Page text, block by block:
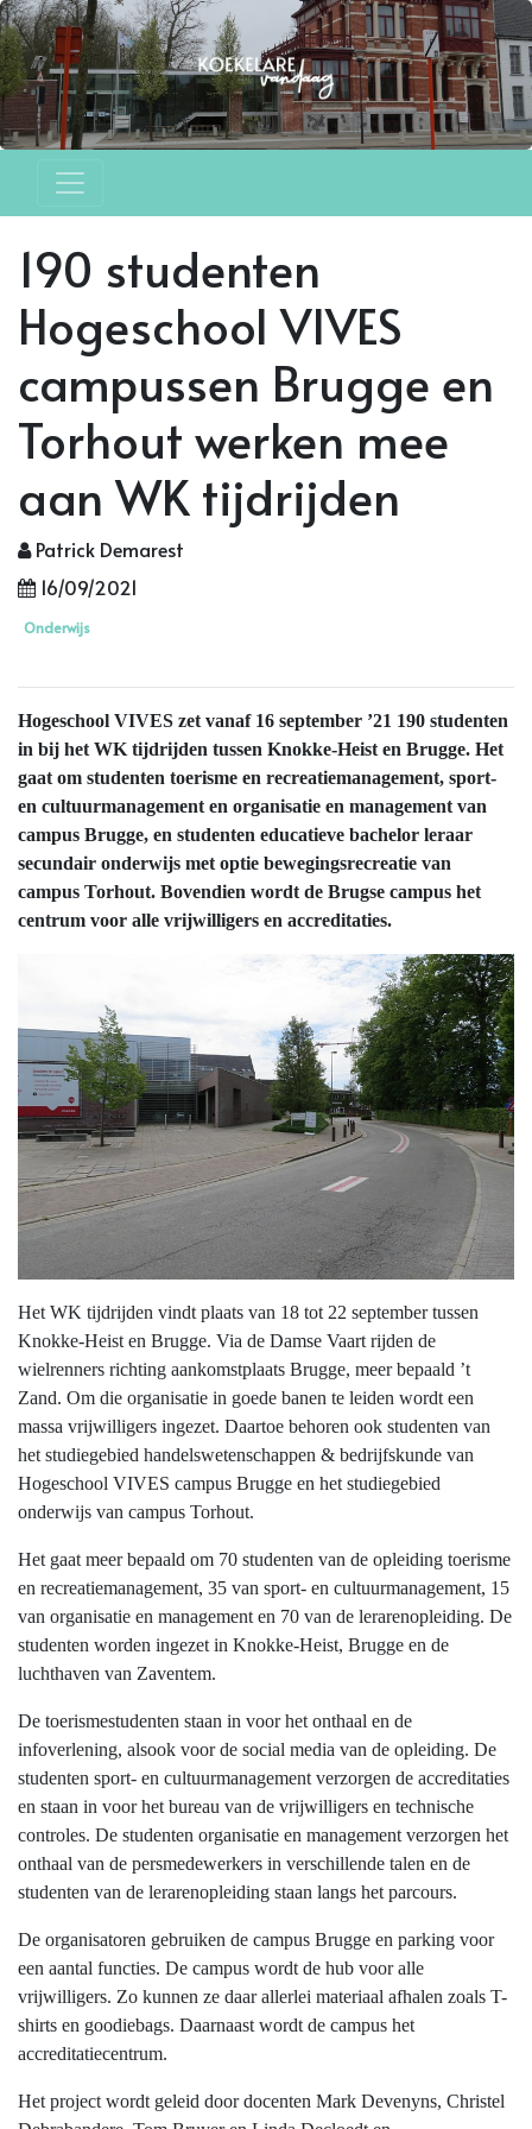
190 studenten
Hogeschool VIVES
campussen Brugge en
Torhout werken mee
aan WK tijdrijden
Patrick Demarest
16/09/2021
Onderwijs
Hogeschool VIVES zet vanaf 16 september ’21 190 studenten
in bij het WK tijdrijden tussen Knokke-Heist en Brugge. Het
gaat om studenten toerisme en recreatiemanagement, sport-
en cultuurmanagement en organisatie en management van
campus Brugge, en studenten educatieve bachelor leraar
secundair onderwijs met optie bewegingsrecreatie van
campus Torhout. Bovendien wordt de Brugse campus het
centrum voor alle vrijwilligers en accreditaties.
Het WK tijdrijden vindt plaats van 18 tot 22 september tussen
Knokke-Heist en Brugge. Via de Damse Vaart rijden de
wielrenners richting aankomstplaats Brugge, meer bepaald ’t
Zand. Om die organisatie in goede banen te leiden wordt een
massa vrijwilligers ingezet. Daartoe behoren ook studenten van
het studiegebied handelswetenschappen & bedrijfskunde van
Hogeschool VIVES campus Brugge en het studiegebied
onderwijs van campus Torhout.
Het gaat meer bepaald om 70 studenten van de opleiding toerisme
en recreatiemanagement, 35 van sport- en cultuurmanagement, 15
van organisatie en management en 70 van de lerarenopleiding. De
studenten worden ingezet in Knokke-Heist, Brugge en de
luchthaven van Zaventem.
De toerismestudenten staan in voor het onthaal en de
infoverlening, alsook voor de social media van de opleiding. De
studenten sport- en cultuurmanagement verzorgen de accreditaties
en staan in voor het bureau van de vrijwilligers en technische
controles. De studenten organisatie en management verzorgen het
onthaal van de persmedewerkers in verschillende talen en de
studenten van de lerarenopleiding staan langs het parcours.
De organisatoren gebruiken de campus Brugge en parking voor
een aantal functies. De campus wordt de hub voor alle
vrijwilligers. Zo kunnen ze daar allerlei materiaal afhalen zoals T-
shirts en goodiebags. Daarnaast wordt de campus het
accreditatiecentrum.
Het project wordt geleid door docenten Mark Devenyns, Christel